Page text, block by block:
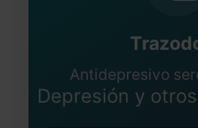
Antidepresivo
Depresión y